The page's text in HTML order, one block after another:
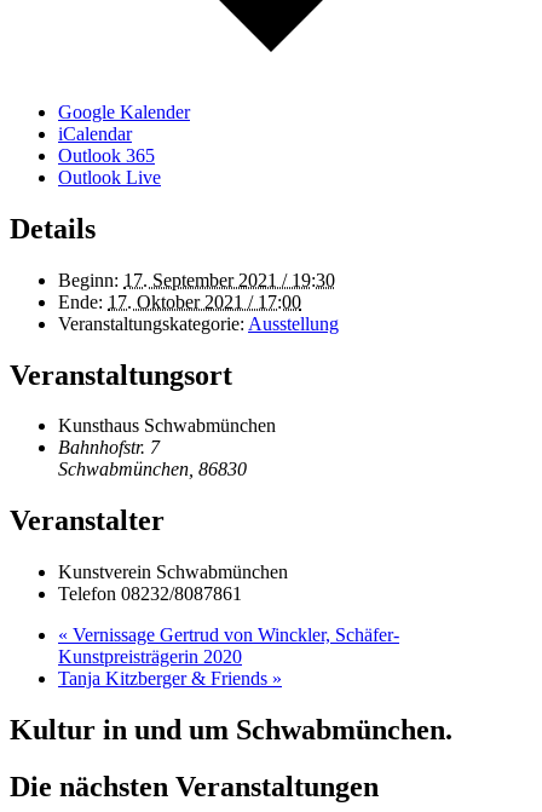
Google Kalender
iCalendar
Outlook 365
Outlook Live
Details
Beginn: 17. September 2021 / 19:30
Ende: 17. Oktober 2021 / 17:00
Veranstaltungskategorie: Ausstellung
Veranstaltungsort
Kunsthaus Schwabmünchen
Bahnhofstr. 7
Schwabmünchen, 86830
Veranstalter
Kunstverein Schwabmünchen
Telefon 08232/8087861
« Vernissage Gertrud von Winckler, Schäfer-
Kunstpreisträgerin 2020
Tanja Kitzberger & Friends »
Kultur in und um Schwabmünchen.
Die nächsten Veranstaltungen